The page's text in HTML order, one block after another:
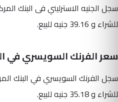
للشراء و 39.16 جنيه للبيع.
سعر الفرنك السويسري في
للشراء و 35.18 جنيه للبيع.